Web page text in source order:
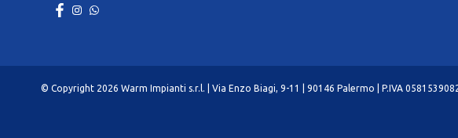
© Copyright 2026 Warm Impianti s.r.l. | Via Enzo Biagi, 9-11 | 90146 Palermo | P.IVA